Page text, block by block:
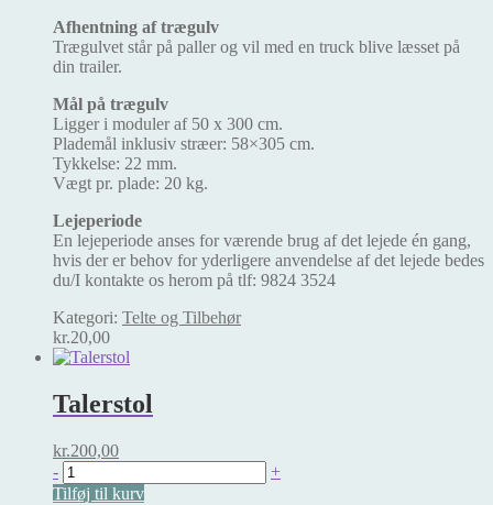
Afhentning af trægulv
Trægulvet står på paller og vil med en truck blive læsset på
din trailer.
Mål på trægulv
Ligger i moduler af 50 x 300 cm.
Plademål inklusiv stræer: 58×305 cm.
Tykkelse: 22 mm.
Vægt pr. plade: 20 kg.
Lejeperiode
En lejeperiode anses for værende brug af det lejede én gang,
hvis der er behov for yderligere anvendelse af det lejede bedes
du/I kontakte os herom på tlf: 9824 3524
Kategori: Telte og Tilbehør
kr.20,00
Talerstol
kr.200,00
- Talerstol
antal
+
Tilføj til kurv